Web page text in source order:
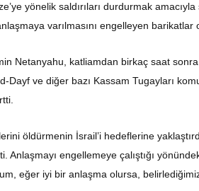
yönelik saldırıları durdurmak
varılmasını engelleyen
Netanyahu, katliamdan birkaç saat
Dayf ve diğer bazı Kassam Tugayları
öldürmenin İsrail’i hedeflerine
Anlaşmayı engellemeye çalıştığı
eğer iyi bir anlaşma olursa,